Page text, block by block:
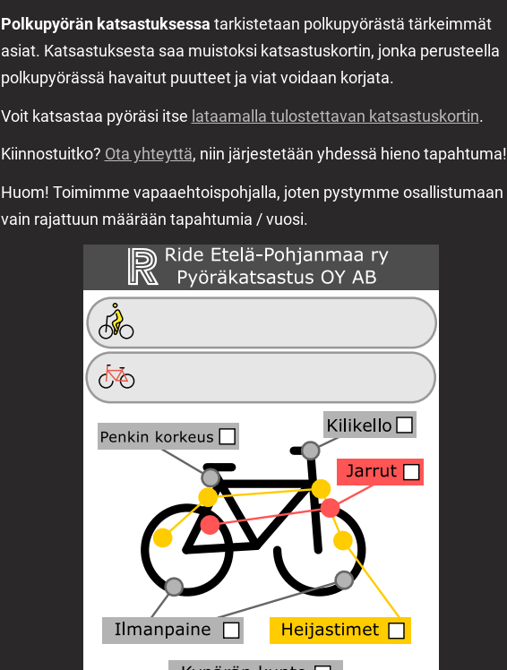
Polkupyörän katsastuksessa tarkistetaan polkupyörästä tärkeimmät
asiat. Katsastuksesta saa muistoksi katsastuskortin, jonka perusteella
polkupyörässä havaitut puutteet ja viat voidaan korjata.
Voit katsastaa pyöräsi itse lataamalla tulostettavan katsastuskortin.
Kiinnostuitko? Ota yhteyttä, niin järjestetään yhdessä hieno tapahtuma!
Huom! Toimimme vapaaehtoispohjalla, joten pystymme osallistumaan
vain rajattuun määrään tapahtumia / vuosi.